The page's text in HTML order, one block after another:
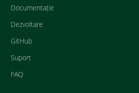
Documentație
Dezvoltare
GitHub
Suport
FAQ